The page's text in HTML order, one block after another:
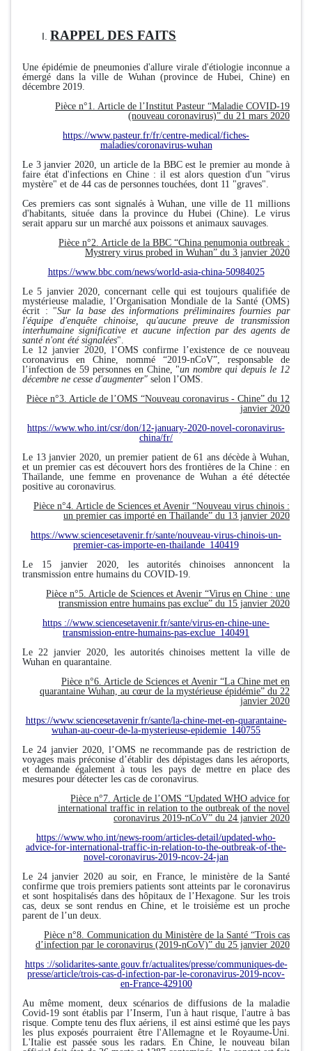
RAPPEL DES FAITS
Une épidémie de pneumonies d'allure virale d'étiologie inconnue a
émergé dans la ville de Wuhan (province de Hubei, Chine) en
décembre 2019.
Pièce n°1. Article de l’Institut Pasteur “Maladie COVID-19
(nouveau coronavirus)” du 21 mars 2020
https://www.pasteur.fr/fr/centre-medical/fiches-
maladies/coronavirus-wuhan
Le 3 janvier 2020, un article de la BBC est le premier au monde à
faire état d'infections en Chine : il est alors question d'un "virus
mystère" et de 44 cas de personnes touchées, dont 11 "graves".
Ces premiers cas sont signalés à Wuhan, une ville de 11 millions
d'habitants, située dans la province du Hubei (Chine). Le virus
serait apparu sur un marché aux poissons et animaux sauvages.
Pièce n°2. Article de la BBC “China penumonia outbreak :
Mystrery virus probed in Wuhan” du 3 janvier 2020
https://www.bbc.com/news/world-asia-china-50984025
Le 5 janvier 2020, concernant celle qui est toujours qualifiée de
mystérieuse maladie, l’Organisation Mondiale de la Santé (OMS)
écrit : "Sur la base des informations préliminaires fournies par
l'équipe d'enquête chinoise, qu'aucune preuve de transmission
interhumaine significative et aucune infection par des agents de
santé n'ont été signalées".
Le 12 janvier 2020, l’OMS confirme l’existence de ce nouveau
coronavirus en Chine, nommé “2019-nCoV”, responsable de
l’infection de 59 personnes en Chine, "un nombre qui depuis le 12
décembre ne cesse d'augmenter" selon l’OMS.
Pièce n°3. Article de l’OMS “Nouveau coronavirus - Chine” du 12
janvier 2020
https://www.who.int/csr/don/12-january-2020-novel-coronavirus-
china/fr/
Le 13 janvier 2020, un premier patient de 61 ans décède à Wuhan,
et un premier cas est découvert hors des frontières de la Chine : en
Thaïlande, une femme en provenance de Wuhan a été détectée
positive au coronavirus.
Pièce n°4. Article de Sciences et Avenir “Nouveau virus chinois :
un premier cas importé en Thaïlande” du 13 janvier 2020
https://www.sciencesetavenir.fr/sante/nouveau-virus-chinois-un-
premier-cas-importe-en-thailande_140419
Le 15 janvier 2020, les autorités chinoises annoncent la
transmission entre humains du COVID-19.
Pièce n°5. Article de Sciences et Avenir “Virus en Chine : une
transmission entre humains pas exclue” du 15 janvier 2020
https ://www.sciencesetavenir.fr/sante/virus-en-chine-une-
transmission-entre-humains-pas-exclue_140491
Le 22 janvier 2020, les autorités chinoises mettent la ville de
Wuhan en quarantaine.
Pièce n°6. Article de Sciences et Avenir “La Chine met en
quarantaine Wuhan, au cœur de la mystérieuse épidémie” du 22
janvier 2020
https://www.sciencesetavenir.fr/sante/la-chine-met-en-quarantaine-
wuhan-au-coeur-de-la-mysterieuse-epidemie_140755
Le 24 janvier 2020, l’OMS ne recommande pas de restriction de
voyages mais préconise d’établir des dépistages dans les aéroports,
et demande également à tous les pays de mettre en place des
mesures pour détecter les cas de coronavirus.
Pièce n°7. Article de l’OMS “Updated WHO advice for
international traffic in relation to the outbreak of the novel
coronavirus 2019-nCoV” du 24 janvier 2020
https://www.who.int/news-room/articles-detail/updated-who-
advice-for-international-traffic-in-relation-to-the-outbreak-of-the-
novel-coronavirus-2019-ncov-24-jan
Le 24 janvier 2020 au soir, en France, le ministère de la Santé
confirme que trois premiers patients sont atteints par le coronavirus
et sont hospitalisés dans des hôpitaux de l’Hexagone. Sur les trois
cas, deux se sont rendus en Chine, et le troisième est un proche
parent de l’un deux.
Pièce n°8. Communication du Ministère de la Santé “Trois cas
d’infection par le coronavirus (2019-nCoV)” du 25 janvier 2020
https ://solidarites-sante.gouv.fr/actualites/presse/communiques-de-
presse/article/trois-cas-d-infection-par-le-coronavirus-2019-ncov-
en-France-429100
Au même moment, deux scénarios de diffusions de la maladie
Covid-19 sont établis par l’Inserm, l'un à haut risque, l'autre à bas
risque. Compte tenu des flux aériens, il est ainsi estimé que les pays
les plus exposés pourraient être l'Allemagne et le Royaume-Uni.
L'Italie est passée sous les radars. En Chine, le nouveau bilan